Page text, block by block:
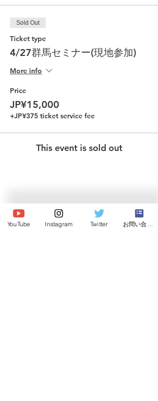
Sold Out
Ticket type
4/27群馬セミナー(現地参加)
More info
Price
JP¥15,000
+JP¥375 ticket service fee
This event is sold out
© 2020 Japan Dog Behaviorist
Association.Allright reserved.
YouTube Instagram Twitter